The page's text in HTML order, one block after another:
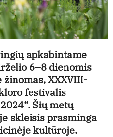
apkabintame
6–8 dienomis
XXXVIII-
festivalis
Šių metų
skleisis prasminga
kultūroje.